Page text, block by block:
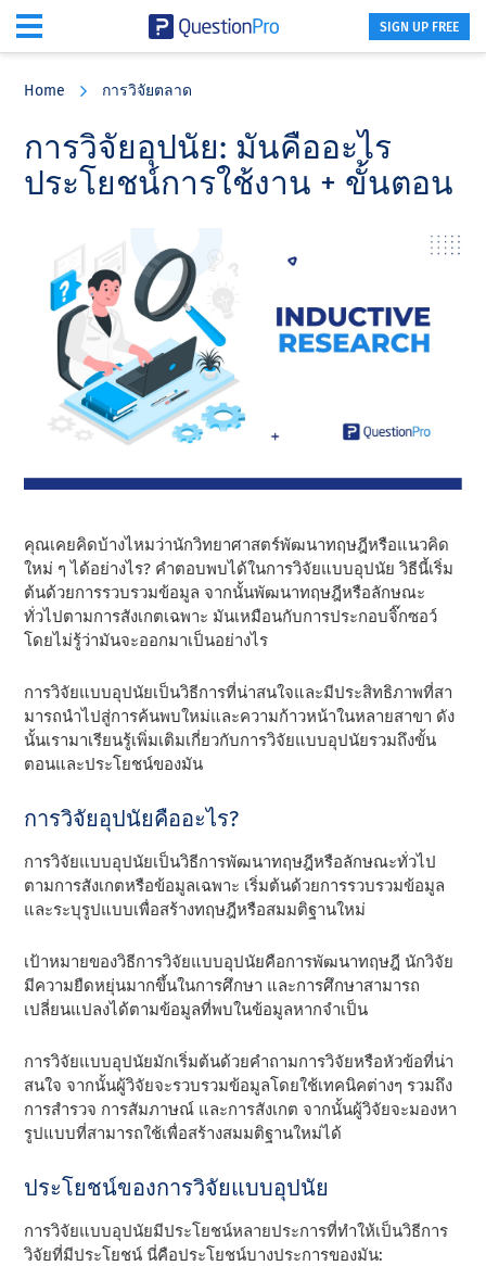
SIGN UP FREE
Home การวิจัยตลาด
การวิจัยอุปนัย: มันคืออะไร
ประโยชน์การใช้งาน + ขั้นตอน
คุณเคยคิดบ้างไหมว่านักวิทยาศาสตร์พัฒนาทฤษฎีหรือแนวคิด
ใหม่ ๆ ได้อย่างไร? คําตอบพบได้ในการวิจัยแบบอุปนัย วิธีนี้เริ่ม
ต้นด้วยการรวบรวมข้อมูล จากนั้นพัฒนาทฤษฎีหรือลักษณะ
ทั่วไปตามการสังเกตเฉพาะ มันเหมือนกับการประกอบจิ๊กซอว์
โดยไม่รู้ว่ามันจะออกมาเป็นอย่างไร
การวิจัยแบบอุปนัยเป็นวิธีการที่น่าสนใจและมีประสิทธิภาพที่สา
มารถนําไปสู่การค้นพบใหม่และความก้าวหน้าในหลายสาขา ดัง
นั้นเรามาเรียนรู้เพิ่มเติมเกี่ยวกับการวิจัยแบบอุปนัยรวมถึงขั้น
ตอนและประโยชน์ของมัน
การวิจัยอุปนัยคืออะไร?
การวิจัยแบบอุปนัยเป็นวิธีการพัฒนาทฤษฎีหรือลักษณะทั่วไป
ตามการสังเกตหรือข้อมูลเฉพาะ เริ่มต้นด้วยการรวบรวมข้อมูล
และระบุรูปแบบเพื่อสร้างทฤษฎีหรือสมมติฐานใหม่
เป้าหมายของวิธีการวิจัยแบบอุปนัยคือการพัฒนาทฤษฎี นักวิจัย
มีความยืดหยุ่นมากขึ้นในการศึกษา และการศึกษาสามารถ
เปลี่ยนแปลงได้ตามข้อมูลที่พบในข้อมูลหากจําเป็น
การวิจัยแบบอุปนัยมักเริ่มต้นด้วยคําถามการวิจัยหรือหัวข้อที่น่า
สนใจ จากนั้นผู้วิจัยจะรวบรวมข้อมูลโดยใช้เทคนิคต่างๆ รวมถึง
การสํารวจ การสัมภาษณ์ และการสังเกต จากนั้นผู้วิจัยจะมองหา
รูปแบบที่สามารถใช้เพื่อสร้างสมมติฐานใหม่ได้
ประโยชน์ของการวิจัยแบบอุปนัย
การวิจัยแบบอุปนัยมีประโยชน์หลายประการที่ทําให้เป็นวิธีการ
วิจัยที่มีประโยชน์ นี่คือประโยชน์บางประการของมัน: